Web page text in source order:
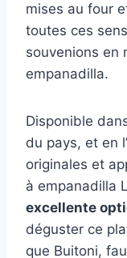
mises au four
toutes ces
souvenions en
empanadilla.
Disponible
du pays, et en
originales et
à empanadilla
excellente
déguster ce
que Buitoni,